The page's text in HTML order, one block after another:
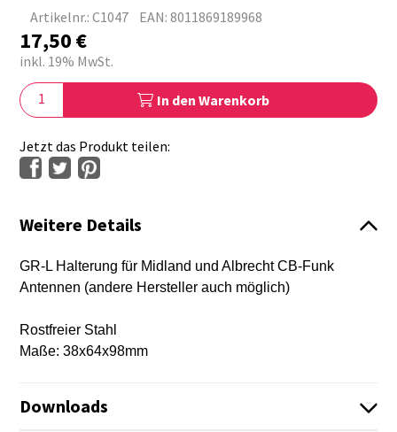
Artikelnr.: C1047 EAN: 8011869189968
17,50€
inkl. 19% MwSt.
In den Warenkorb
Jetzt das Produkt teilen:
Weitere Details
GR-L Halterung für Midland und Albrecht CB-Funk
Antennen (andere Hersteller auch möglich)
Rostfreier Stahl
Maße: 38x64x98mm
Downloads